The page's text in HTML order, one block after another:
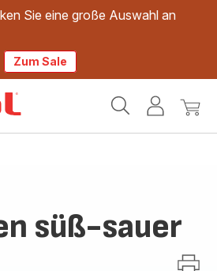
Sie eine große Auswahl an
Zum Sale
Mein
Mein
süß-sauer